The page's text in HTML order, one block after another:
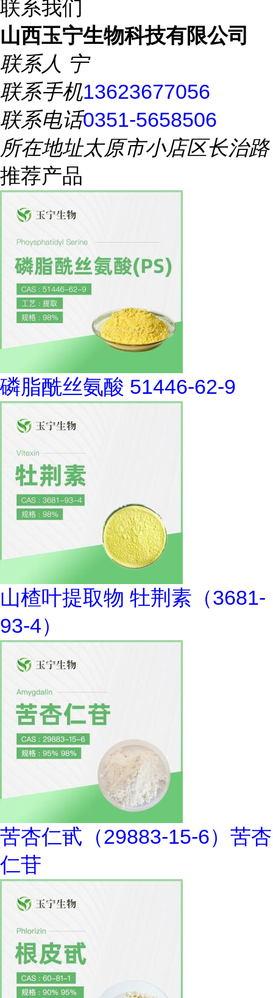
联系我们
山西玉宁生物科技有限公司
联系人 宁
联系手机13623677056
联系电话0351-5658506
所在地址太原市小店区长治路
推荐产品
磷脂酰丝氨酸 51446-62-9
山楂叶提取物 牡荆素（3681-
93-4）
苦杏仁甙（29883-15-6）苦杏
仁苷